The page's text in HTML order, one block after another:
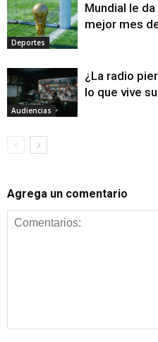
Deportes
Mundial le
mejor mes
Audiencias
¿La radio
lo que vive
Agrega un comentario